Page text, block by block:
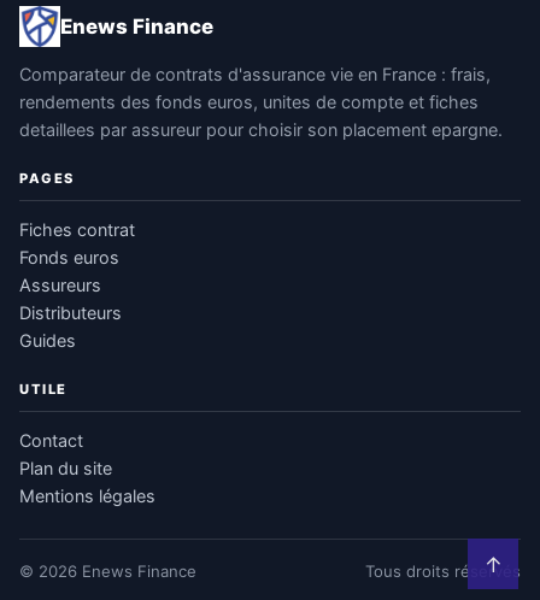
Enews Finance
Comparateur de contrats d'assurance vie en France : frais,
rendements des fonds euros, unites de compte et fiches
detaillees par assureur pour choisir son placement epargne.
PAGES
Fiches contrat
Fonds euros
Assureurs
Distributeurs
Guides
UTILE
Contact
Plan du site
Mentions légales
© 2026 Enews Finance Tous droits réservés
↑